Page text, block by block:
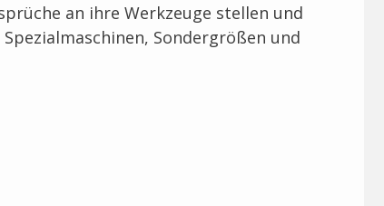
an ihre Werkzeuge stellen und
Sondergrößen und